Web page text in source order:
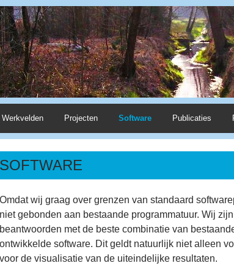
Werkvelden Projecten Software Publicaties
SOFTWARE
Omdat wij graag over grenzen van standaard
niet gebonden aan bestaande programmatuur. Wij
beantwoorden met de beste combinatie van
ontwikkelde software. Dit geldt natuurlijk niet alleen
voor de visualisatie van de uiteindelijke resultaten.